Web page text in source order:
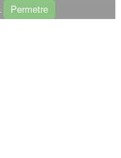
Permetre